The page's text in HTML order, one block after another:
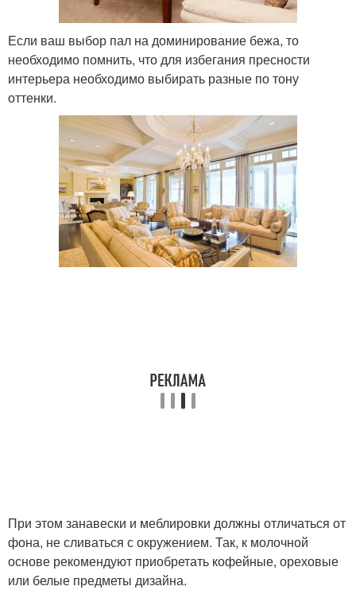
Если ваш выбор пал на доминирование бежа, то
необходимо помнить, что для избегания пресности
интерьера необходимо выбирать разные по тону
оттенки.
При этом занавески и меблировки должны отличаться от
фона, не сливаться с окружением. Так, к молочной
основе рекомендуют приобретать кофейные, ореховые
или белые предметы дизайна.